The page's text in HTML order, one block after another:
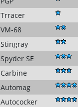
Trracer
VM-68
Stingray
Spyder SE
Carbine
Automag
Autococker